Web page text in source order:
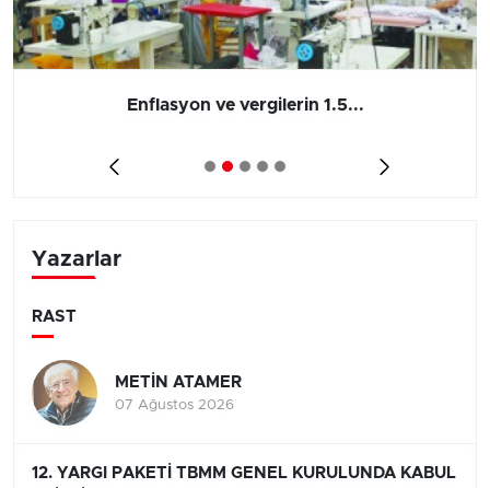
Enflasyon ve vergilerin 1.5...
Yazarlar
RAST
METİN ATAMER
07 Ağustos 2026
12. YARGI PAKETİ TBMM GENEL KURULUNDA KABUL